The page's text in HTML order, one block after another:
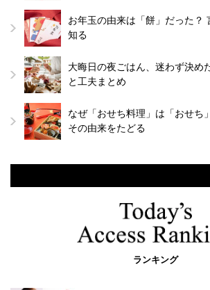
お年玉の由来は「餅」だった？
知る
大晦日の夜ごはん、迷わず決め
と工夫まとめ
なぜ「おせち料理」は「おせち
その由来をたどる
ランキング